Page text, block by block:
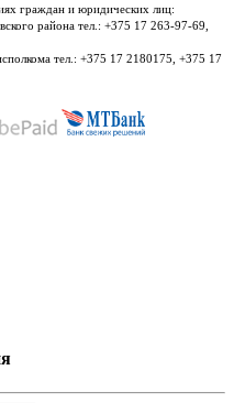
граждан и юридических лиц:
района тел.: +375 17 263-97-69,
тел.: +375 17 2180175, +375 17